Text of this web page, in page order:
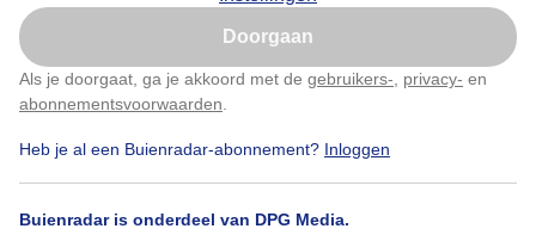
Doorgaan
Als je doorgaat, ga je akkoord met de gebruikers- privacy- en
abonnementsvoorwaarden
Heb je al een Buienradar-abonnement? Inloggen
Buienradar is onderdeel van DPG Media.
Door: Astrid Wiessner Hoog Gemaakt: 22-10-2025, 34x bekeken
Amberboom Herfst Zonsopkomst
Klik hierom dit aan te passen